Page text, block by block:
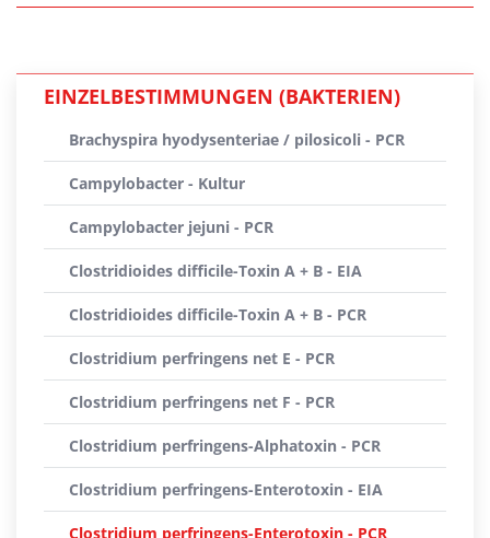
EINZELBESTIMMUNGEN (BAKTERIEN)
Brachyspira hyodysenteriae / pilosicoli - PCR
Campylobacter - Kultur
Campylobacter jejuni - PCR
Clostridioides difficile-Toxin A + B - EIA
Clostridioides difficile-Toxin A + B - PCR
Clostridium perfringens net E - PCR
Clostridium perfringens net F - PCR
Clostridium perfringens-Alphatoxin - PCR
Clostridium perfringens-Enterotoxin - EIA
Clostridium perfringens-Enterotoxin - PCR